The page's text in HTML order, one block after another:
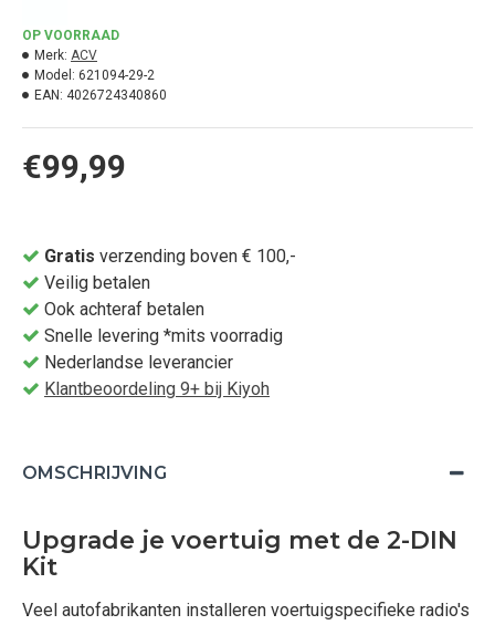
€99,99
OP VOORRAAD
Merk: ACV
Model: 621094-29-2
EAN: 4026724340860
Gratis verzending boven € 100,-
Veilig betalen
Ook achteraf betalen
Snelle levering *mits voorradig
Nederlandse leverancier
Klantbeoordeling 9+ bij Kiyoh
OMSCHRIJVING
Upgrade je voertuig met de 2-DIN
Kit
Veel autofabrikanten installeren voertuigspecifieke radio's